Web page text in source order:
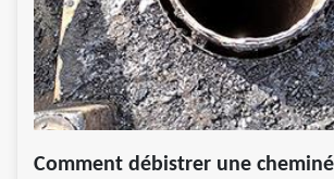
Comment débistrer une